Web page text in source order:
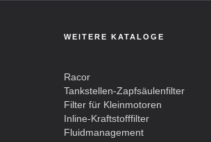
WEITERE KATALOGE
Racor
Tankstellen-Zapfsäulenfilter
Filter für Kleinmotoren
Inline-Kraftstofffilter
Fluidmanagement